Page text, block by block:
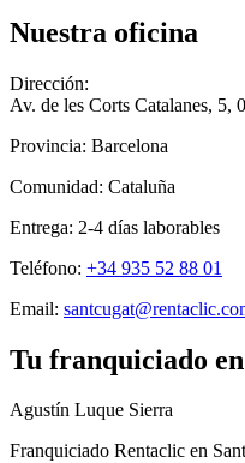
Nuestra oficina
Dirección:
Av. de les Corts Catalanes, 5,
Provincia: Barcelona
Comunidad: Cataluña
Entrega: 2-4 días laborables
Teléfono: +34 935 52 88 01
Email:
Tu franquiciado en
Agustín Luque Sierra
Franquiciado Rentaclic en